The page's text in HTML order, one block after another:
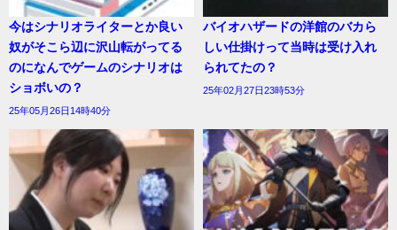
今はシナリオライターとか良い
奴がそこら辺に沢山転がってる
のになんでゲームのシナリオは
ショボいの？
25年05月26日14時40分
バイオハザードの洋館のバカら
しい仕掛けって当時は受け入れ
られてたの？
25年02月27日23時53分